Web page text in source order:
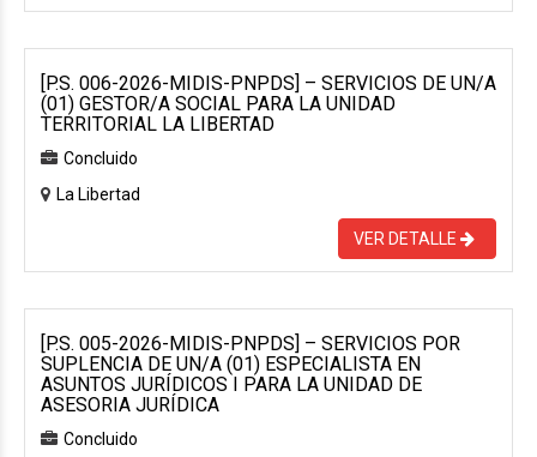
[P.S. 006-2026-MIDIS-PNPDS] – SERVICIOS DE UN/A
(01) GESTOR/A SOCIAL PARA LA UNIDAD
TERRITORIAL LA LIBERTAD
Concluido
La Libertad
VER DETALLE
[P.S. 005-2026-MIDIS-PNPDS] – SERVICIOS POR
SUPLENCIA DE UN/A (01) ESPECIALISTA EN
ASUNTOS JURÍDICOS I PARA LA UNIDAD DE
ASESORIA JURÍDICA
Concluido